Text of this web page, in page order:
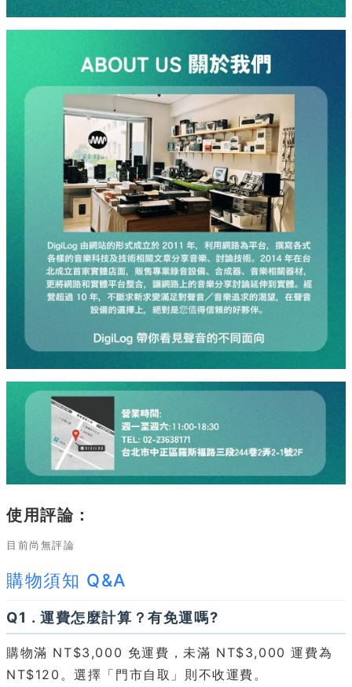
使用評論：
目前尚無評論
購物須知 Q&A
Q1 . 運費怎麼計算？有免運嗎?
購物滿 NT$3,000 免運費，未滿 NT$3,000 運費為
NT$120。選擇「門市自取」則不收運費。